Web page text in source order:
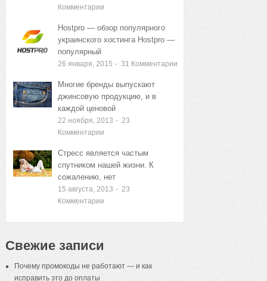
Комментарии
Hostpro — обзор популярного
украинского хостинга Hostpro —
популярный
26 января, 2015 - 31 Комментарии
Многие бренды выпускают
джинсовую продукцию, и в
каждой ценовой
22 ноября, 2013 - 23
Комментарии
Стресс является частым
спутником нашей жизни. К
сожалению, нет
15 августа, 2013 - 23
Комментарии
Свежие записи
Почему промокоды не работают — и как
исправить это до оплаты